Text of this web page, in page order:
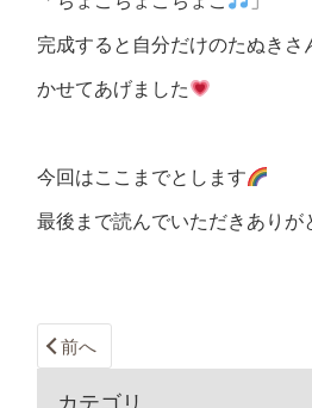
完成すると自分だけのたぬきさ
かせてあげました
今回はここまでとします
最後まで読んでいただきありが
前へ
カテゴリ